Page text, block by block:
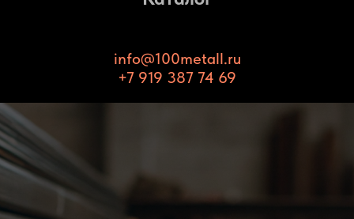
info@100metall.ru
+7 919 387 74 69